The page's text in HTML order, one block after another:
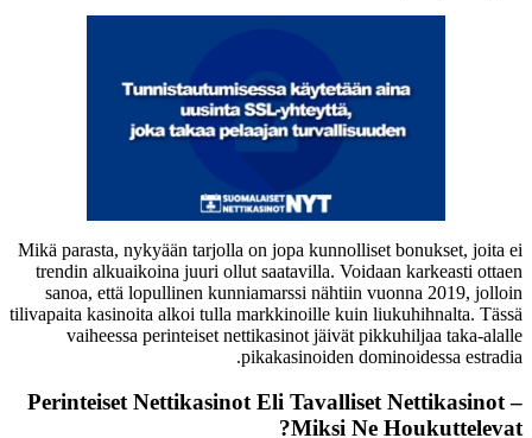
Mikä parasta, nykyään tarjolla on jopa kunnolliset bonukset, joita ei
trendin alkuaikoina juuri ollut saatavilla. Voidaan karkeasti ottaen
sanoa, että lopullinen kunniamarssi nähtiin vuonna 2019, jolloin
tilivapaita kasinoita alkoi tulla markkinoille kuin liukuhihnalta. Tässä
vaiheessa perinteiset nettikasinot jäivät pikkuhiljaa taka-alalle
pikakasinoiden dominoidessa estradia.
Perinteiset Nettikasinot Eli Tavalliset Nettikasinot –
Miksi Ne Houkuttelevat?